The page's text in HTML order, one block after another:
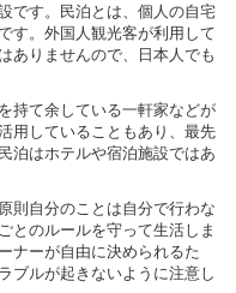
です。民泊とは、個人の自宅
す。外国人観光客が利用して
ありませんので、日本人でも
持て余している一軒家などが
用していることもあり、最先
泊はホテルや宿泊施設ではあ
則自分のことは自分で行わな
とのルールを守って生活しま
ナーが自由に決められるた
ブルが起きないように注意し